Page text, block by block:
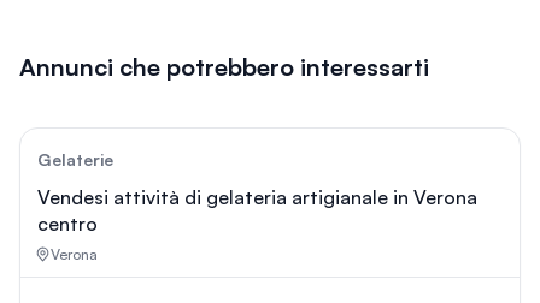
Annunci che potrebbero interessarti
Gelaterie
Vendesi attività di gelateria artigianale in Verona
centro
Verona